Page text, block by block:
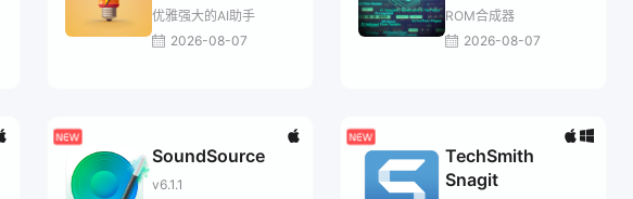
优雅强大的AI助手
2026-08-07
ROM合成器
2026-08-07
SoundSource
v6.1.1
TechSmith
Snagit